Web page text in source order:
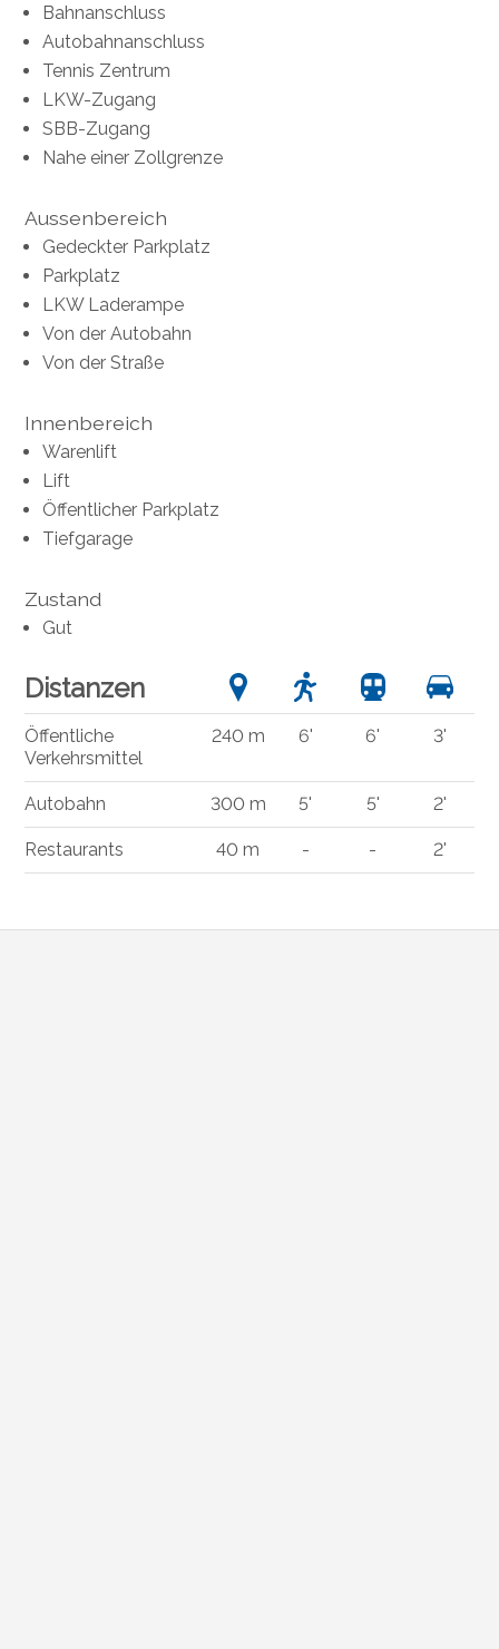
Bahnanschluss
Autobahnanschluss
Tennis Zentrum
LKW-Zugang
SBB-Zugang
Nahe einer Zollgrenze
Aussenbereich
Gedeckter Parkplatz
Parkplatz
LKW Laderampe
Von der Autobahn
Von der Straße
Innenbereich
Warenlift
Lift
Öffentlicher Parkplatz
Tiefgarage
Zustand
Gut
Distanzen
Öffentliche
Verkehrsmittel
240 m 6' 6' 3'
Autobahn 300 m 5' 5' 2'
Restaurants 40 m - - 2'